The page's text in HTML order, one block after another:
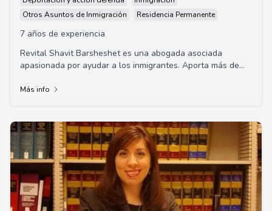
Otros Asuntos de Inmigración
Residencia Permanente
7 años de experiencia
Revital Shavit Barsheshet es una abogada asociada
apasionada por ayudar a los inmigrantes. Aporta más de
Más info